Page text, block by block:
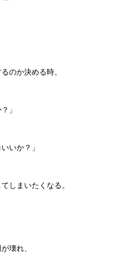
のか決める時。
」
いか？」
しまいたくなる。
壊れ、